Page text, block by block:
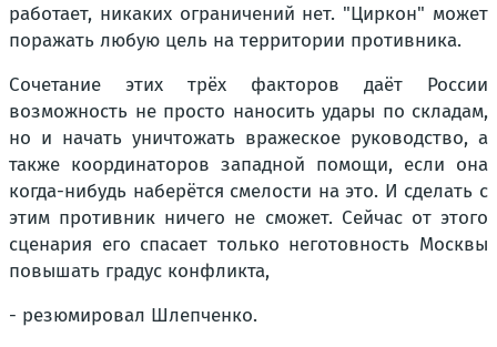
работает, никаких ограничений нет. "Циркон" может
поражать любую цель на территории противника.
Сочетание этих трёх факторов даёт России
возможность не просто наносить удары по складам,
но и начать уничтожать вражеское руководство, а
также координаторов западной помощи, если она
когда-нибудь наберётся смелости на это. И сделать с
этим противник ничего не сможет. Сейчас от этого
сценария его спасает только неготовность Москвы
повышать градус конфликта,
- резюмировал Шлепченко.